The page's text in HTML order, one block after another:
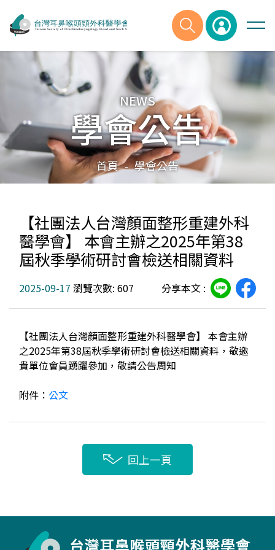
NEWS
學會公告
首頁 - 學會公告
【社團法人台灣顏面整形重建外科
醫學會】 本會主辦之2025年第38
屆秋季學術研討會檢送相關資料
2025-09-17 瀏覽次數: 607 分享本文 :
【社團法人台灣顏面整形重建外科醫學會】 本會主辦
之2025年第38屆秋季學術研討會檢送相關資料，敬邀
貴單位會員踴躍參加，敬請公告周知
附件： 公文
回上一頁